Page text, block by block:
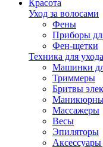
Красота
Уход за волосами
Фены
Приборы
Фен-щетки
Техника для
Машинки
Триммеры
Бритвы
Массажеры
Весы
Эпиляторы